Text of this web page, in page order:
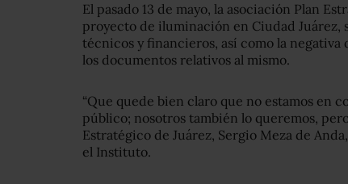
El pasado 13 de mayo, la asociación Plan
proyecto de iluminación en Ciudad Juárez,
técnicos y financieros, así como la
los documentos relativos al mismo.
“Que quede bien claro que no estamos en
público; nosotros también lo queremos,
Estratégico de Juárez, Sergio Meza de
el Instituto.